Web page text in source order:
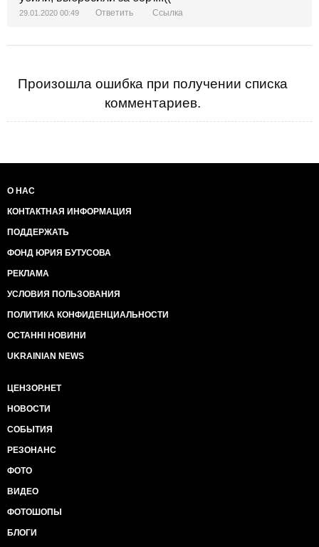
29.01.2020 00:49 Ответить Ссылка
Произошла ошибка при получении списка
комментариев.
О НАС
КОНТАКТНАЯ ИНФОРМАЦИЯ
ПОДДЕРЖАТЬ
ФОНД ЮРИЯ БУТУСОВА
РЕКЛАМА
УСЛОВИЯ ПОЛЬЗОВАНИЯ
ПОЛИТИКА КОНФИДЕНЦИАЛЬНОСТИ
ОСТАННІ НОВИНИ
UKRAINIAN NEWS
ЦЕНЗОР.НЕТ
НОВОСТИ
СОБЫТИЯ
РЕЗОНАНС
ФОТО
ВИДЕО
ФОТОШОПЫ
БЛОГИ